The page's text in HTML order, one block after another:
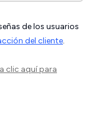
de los usuarios
del cliente.
clic aquípara